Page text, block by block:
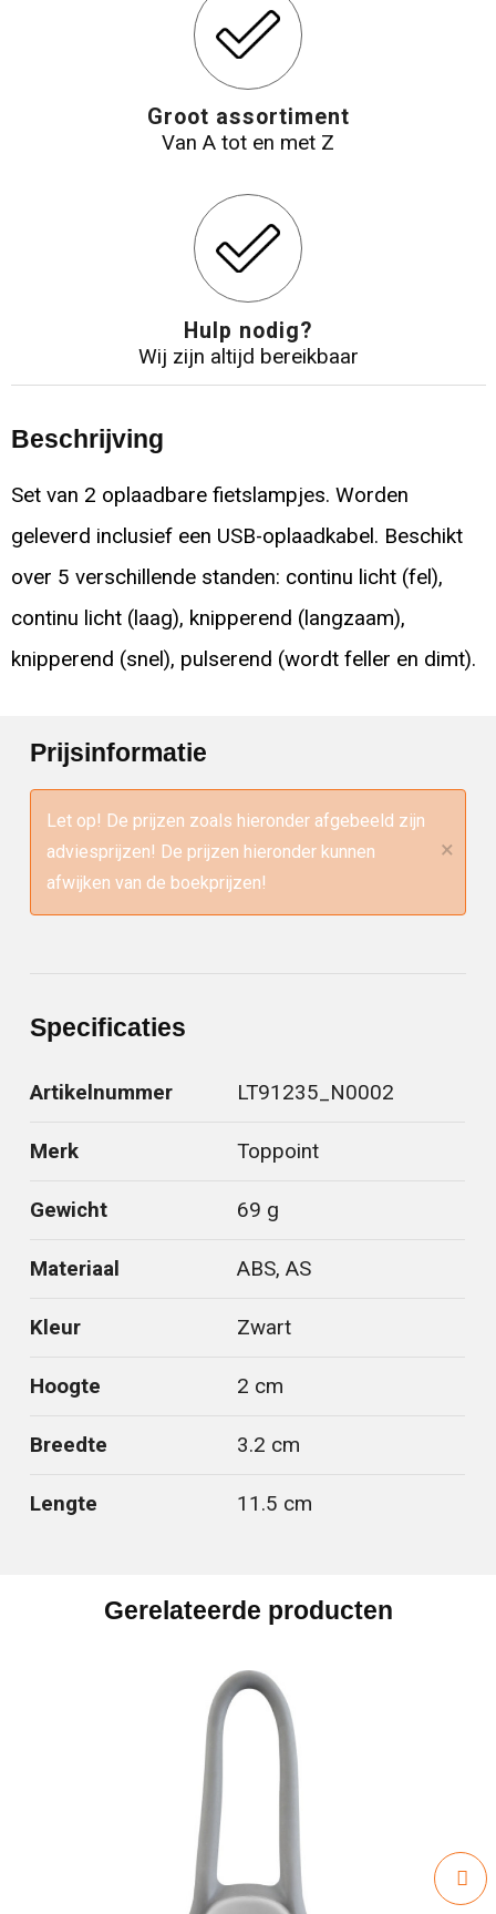
Groot assortiment
Van A tot en met Z
Hulp nodig?
Wij zijn altijd bereikbaar
Beschrijving
Set van 2 oplaadbare fietslampjes. Worden
geleverd inclusief een USB-oplaadkabel. Beschikt
over 5 verschillende standen: continu licht (fel),
continu licht (laag), knipperend (langzaam),
knipperend (snel), pulserend (wordt feller en dimt).
Prijsinformatie
Let op! De prijzen zoals hieronder afgebeeld zijn
adviesprijzen! De prijzen hieronder kunnen
afwijken van de boekprijzen!
×
Specificaties
Artikelnummer LT91235_N0002
Merk Toppoint
Gewicht 69 g
Materiaal ABS, AS
Kleur Zwart
Hoogte 2 cm
Breedte 3.2 cm
Lengte 11.5 cm
Gerelateerde producten